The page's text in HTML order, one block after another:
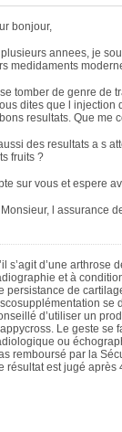
bonjour,
annees, je
medidaments
tomber de genre de
dites que l
resultats. Que me
des resultats a s
fruits ?
sur vous et espere
l assurance
s’agit d’une arthrose
et à
persistance de
se
d’utiliser un
Le geste se
ou
remboursé par la
résultat est jugé après